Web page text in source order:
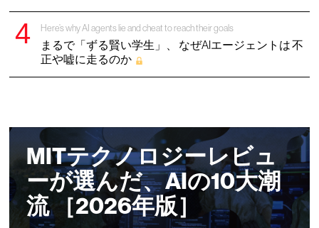
Here’s why AI agents lie and cheat to reach their goals
まるで「ずる賢い学生」、 なぜAIエージェントは 不
正や嘘に走るのか
MITテクノロジーレビュ
ーが選んだ、AIの10大潮
流 ［2026年版］